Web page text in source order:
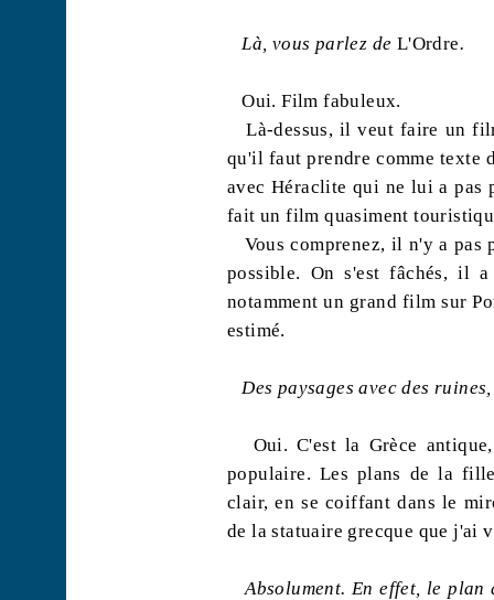
Là, vous parlez de L'Ordre.
Oui. Film fabuleux.
Là-dessus, il veut faire un
qu'il faut prendre comme texte
avec Héraclite qui ne lui a
fait un film quasiment
Vous comprenez, il n'y a
possible. On s'est fâchés, il
notamment un grand film sur
estimé.
Des paysages avec des
Oui. C'est la Grèce
populaire. Les plans de la
clair, en se coiffant dans le
de la statuaire grecque que j'ai
Absolument. En effet, le plan